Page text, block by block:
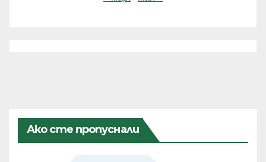
Ако сте пропуснали